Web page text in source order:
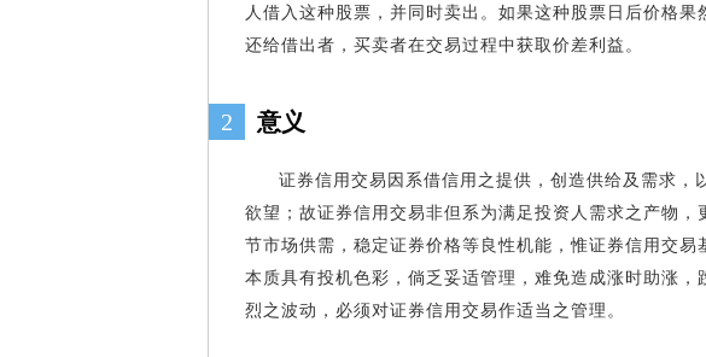
人借入这种股票，并同时卖出。如果这种股票日后价格
还给借出者，买卖者在交易过程中获取价差利益。
2 意义
证券信用交易因系借信用之提供，创造供给及需求，
欲望；故证券信用交易非但系为满足投资人需求之产物
节市场供需，稳定证券价格等良性机能，惟证券信用交
本质具有投机色彩，倘乏妥适管理，难免造成涨时助涨
烈之波动，必须对证券信用交易作适当之管理。